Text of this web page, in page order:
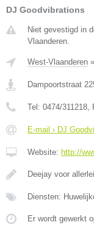
DJ Goodvibrations
Niet gevestigd in
Vlaanderen.
West-Vlaanderen »
Dampoortstraat
Tel: 0474/311218
E-mail › DJ
Website: http://
Deejay voor
Diensten:
Er wordt gewerkt